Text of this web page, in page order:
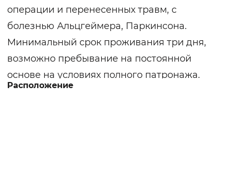
операции и перенесенных травм, с
болезнью Альцгеймера, Паркинсона.
Минимальный срок проживания три дня,
возможно пребывание на постоянной
основе на условиях полного патронажа.
Высококвалифицированный персонал
Расположение